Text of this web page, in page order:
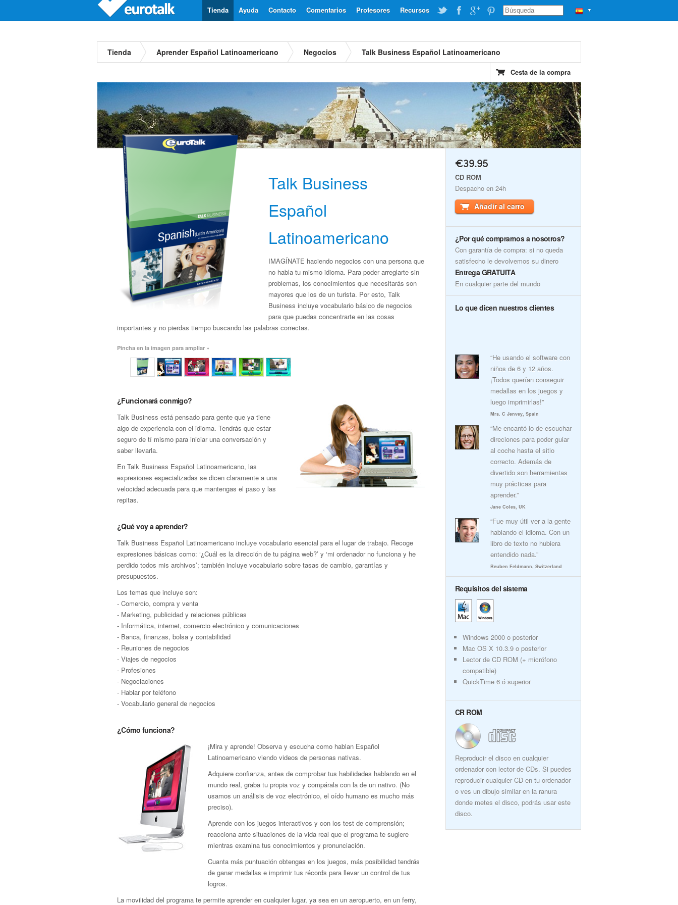
▼
Recursos
Profesores
Comentarios
Contacto
Ayuda
Tienda
Tienda Aprender Español Latinoamericano Negocios Talk Business Español Latinoamericano
Cesta de la compra
Talk Business
Español
Latinoamericano
IMAGÍNATE haciendo negocios con una persona que
no habla tu mismo idioma. Para poder arreglarte sin
problemas, los conocimientos que necesitarás son
mayores que los de un turista. Por esto, Talk
Business incluye vocabulario básico de negocios
para que puedas concentrarte en las cosas
importantes y no pierdas tiempo buscando las palabras correctas.
Pincha en la imagen para ampliar »
¿Funcionará conmigo?
Talk Business está pensado para gente que ya tiene
algo de experiencia con el idioma. Tendrás que estar
seguro de tí mismo para iniciar una conversación y
saber llevarla.
En Talk Business Español Latinoamericano, las
expresiones especializadas se dicen claramente a una
velocidad adecuada para que mantengas el paso y las
repitas.
¿Qué voy a aprender?
Talk Business Español Latinoamericano incluye vocabulario esencial para el lugar de trabajo. Recoge
expresiones básicas como: ‘¿Cuál es la dirección de tu página web?’ y ‘mi ordenador no funciona y he
perdido todos mis archivos’; también incluye vocabulario sobre tasas de cambio, garantías y
presupuestos.
Los temas que incluye son:
- Comercio, compra y venta
- Marketing, publicidad y relaciones públicas
- Informática, internet, comercio electrónico y comunicaciones
- Banca, finanzas, bolsa y contabilidad
- Reuniones de negocios
- Viajes de negocios
- Profesiones
- Negociaciones
- Hablar por teléfono
- Vocabulario general de negocios
¿Cómo funciona?
¡Mira y aprende! Observa y escucha como hablan Español
Latinoamericano viendo videos de personas nativas.
Adquiere confianza, antes de comprobar tus habilidades hablando en el
mundo real, graba tu propia voz y compárala con la de un nativo. (No
usamos un análisis de voz electrónico, el oído humano es mucho más
preciso).
Aprende con los juegos interactivos y con los test de comprensión;
reacciona ante situaciones de la vida real que el programa te sugiere
mientras examina tus conocimientos y pronunciación.
Cuanta más puntuación obtengas en los juegos, más posibilidad tendrás
de ganar medallas e imprimir tus récords para llevar un control de tus
logros.
La movilidad del programa te permite aprender en cualquier lugar, ya sea en un aeropuerto, en un ferry,
€39.95
CD ROM
Despacho en 24h
Añadir al carro
¿Por qué comprarnos a nosotros?
Con garantía de compra: si no queda
satisfecho le devolvemos su dinero
Entrega GRATUITA
En cualquier parte del mundo
Lo que dicen nuestros clientes
“He usando el software con
niños de 6 y 12 años.
¡Todos querían conseguir
medallas en los juegos y
luego imprimirlas!”
Mrs. C Jenvey, Spain
“Me encantó lo de escuchar
direciones para poder guiar
al coche hasta el sitio
correcto. Además de
divertido son herramientas
muy prácticas para
aprender.”
Jane Coles, UK
“Fue muy útil ver a la gente
hablando el idioma. Con un
libro de texto no hubiera
entendido nada.”
Reuben Feldmann, Switzerland
Requisitos del sistema
Windows 2000 o posterior
Mac OS X 10.3.9 o posterior
Lector de CD ROM (+ micrófono
compatible)
QuickTime 6 ó superior
CR ROM
Reproducir el disco en cualquier
ordenador con lector de CDs. Si puedes
reproducir cualquier CD en tu ordenador
o ves un dibujo similar en la ranura
donde metes el disco, podrás usar este
disco.